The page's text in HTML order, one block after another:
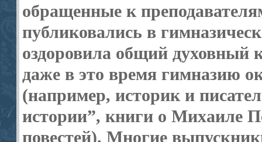
обращенные к
публиковались в
оздоровила общий духовный
даже в это время гимназию
(например, историк и
истории”, книги о Михаиле
повестей). Многие